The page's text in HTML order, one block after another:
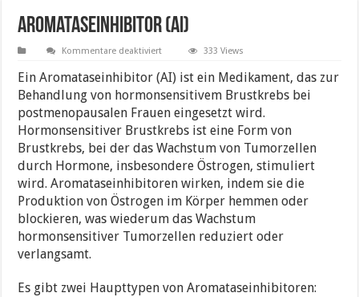
Aromataseinhibitor (AI)
Kommentare deaktiviertfür
(AI)
333 Views
Ein Aromataseinhibitor (AI) ist ein Medikament, das zur
Behandlung von hormonsensitivem Brustkrebs bei
postmenopausalen Frauen eingesetzt wird.
Hormonsensitiver Brustkrebs ist eine Form von
Brustkrebs, bei der das Wachstum von Tumorzellen
durch Hormone, insbesondere Östrogen, stimuliert
wird. Aromataseinhibitoren wirken, indem sie die
Produktion von Östrogen im Körper hemmen oder
blockieren, was wiederum das Wachstum
hormonsensitiver Tumorzellen reduziert oder
verlangsamt.
Es gibt zwei Haupttypen von Aromataseinhibitoren: